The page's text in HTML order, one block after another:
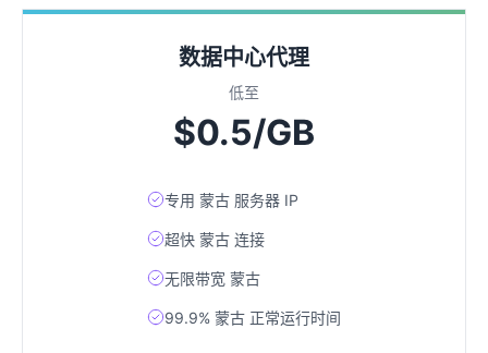
数据中心代理
低至
$0.5/GB
专用 蒙古 服务器 IP
超快 蒙古 连接
无限带宽 蒙古
99.9% 蒙古 正常运行时间